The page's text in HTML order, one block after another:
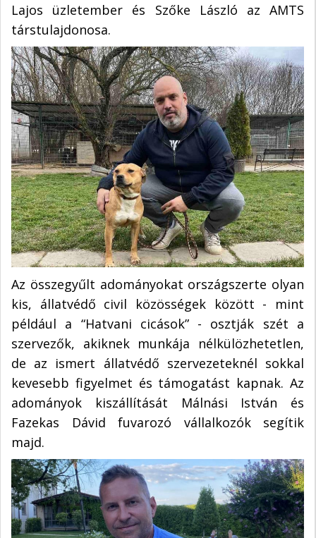
Lajos üzletember és Szőke László az AMTS
társtulajdonosa.
Az összegyűlt adományokat országszerte olyan
kis, állatvédő civil közösségek között - mint
például a “Hatvani cicások” - osztják szét a
szervezők, akiknek munkája nélkülözhetetlen,
de az ismert állatvédő szervezeteknél sokkal
kevesebb figyelmet és támogatást kapnak. Az
adományok kiszállítását Málnási István és
Fazekas Dávid fuvarozó vállalkozók segítik
majd.